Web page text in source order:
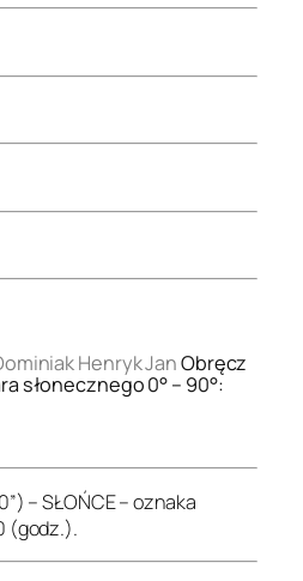
Henryk JanObręcz
słonecznego 0° – 90°:
– SŁOŃCE – oznaka
(godz.).